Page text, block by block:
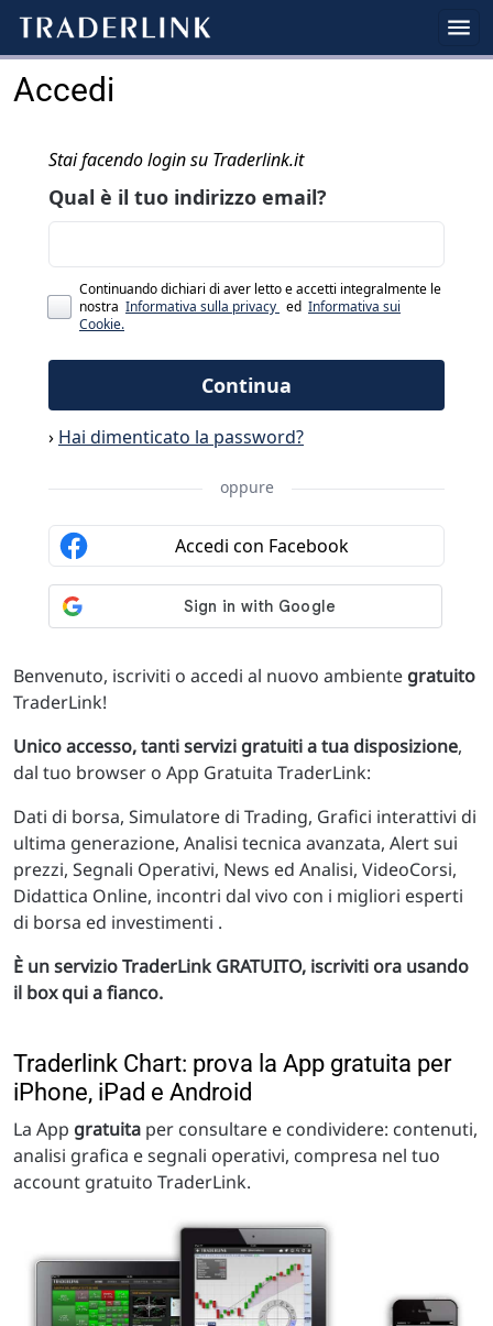
Accedi
Benvenuto, iscriviti o accedi al nuovo ambiente gratuito
TraderLink!
Unico accesso, tanti servizi gratuiti a tua disposizione,
dal tuo browser o App Gratuita TraderLink:
Dati di borsa, Simulatore di Trading, Grafici interattivi di
ultima generazione, Analisi tecnica avanzata, Alert sui
prezzi, Segnali Operativi, News ed Analisi, VideoCorsi,
Didattica Online, incontri dal vivo con i migliori esperti
di borsa ed investimenti .
È un servizio TraderLink GRATUITO, iscriviti ora usando
il box qui a fianco.
Traderlink Chart: prova la App gratuita per
iPhone, iPad e Android
La App gratuita per consultare e condividere: contenuti,
analisi grafica e segnali operativi, compresa nel tuo
account gratuito TraderLink.